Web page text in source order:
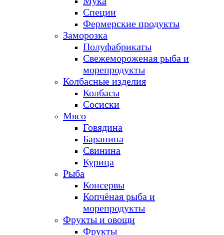
Специи
Фермерские продукты
Заморозка
Полуфабрикаты
Свежемороженая рыба и
морепродукты
Колбасные изделия
Колбасы
Сосиски
Мясо
Говядина
Баранина
Свинина
Курица
Рыба
Консервы
Копчёная рыба и
морепродукты
Фрукты и овощи
Фрукты